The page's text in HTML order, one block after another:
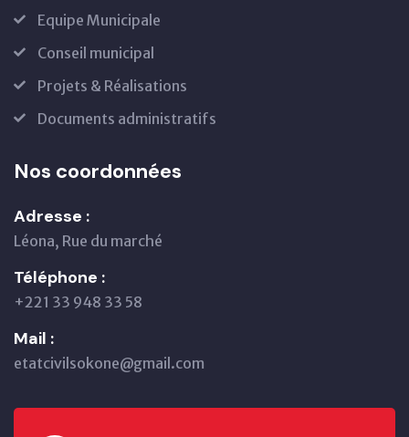
Equipe Municipale
Conseil municipal
Projets & Réalisations
Documents administratifs
Nos coordonnées
Adresse :
Léona, Rue du marché
Téléphone :
+221 33 948 33 58
Mail :
etatcivilsokone@gmail.com